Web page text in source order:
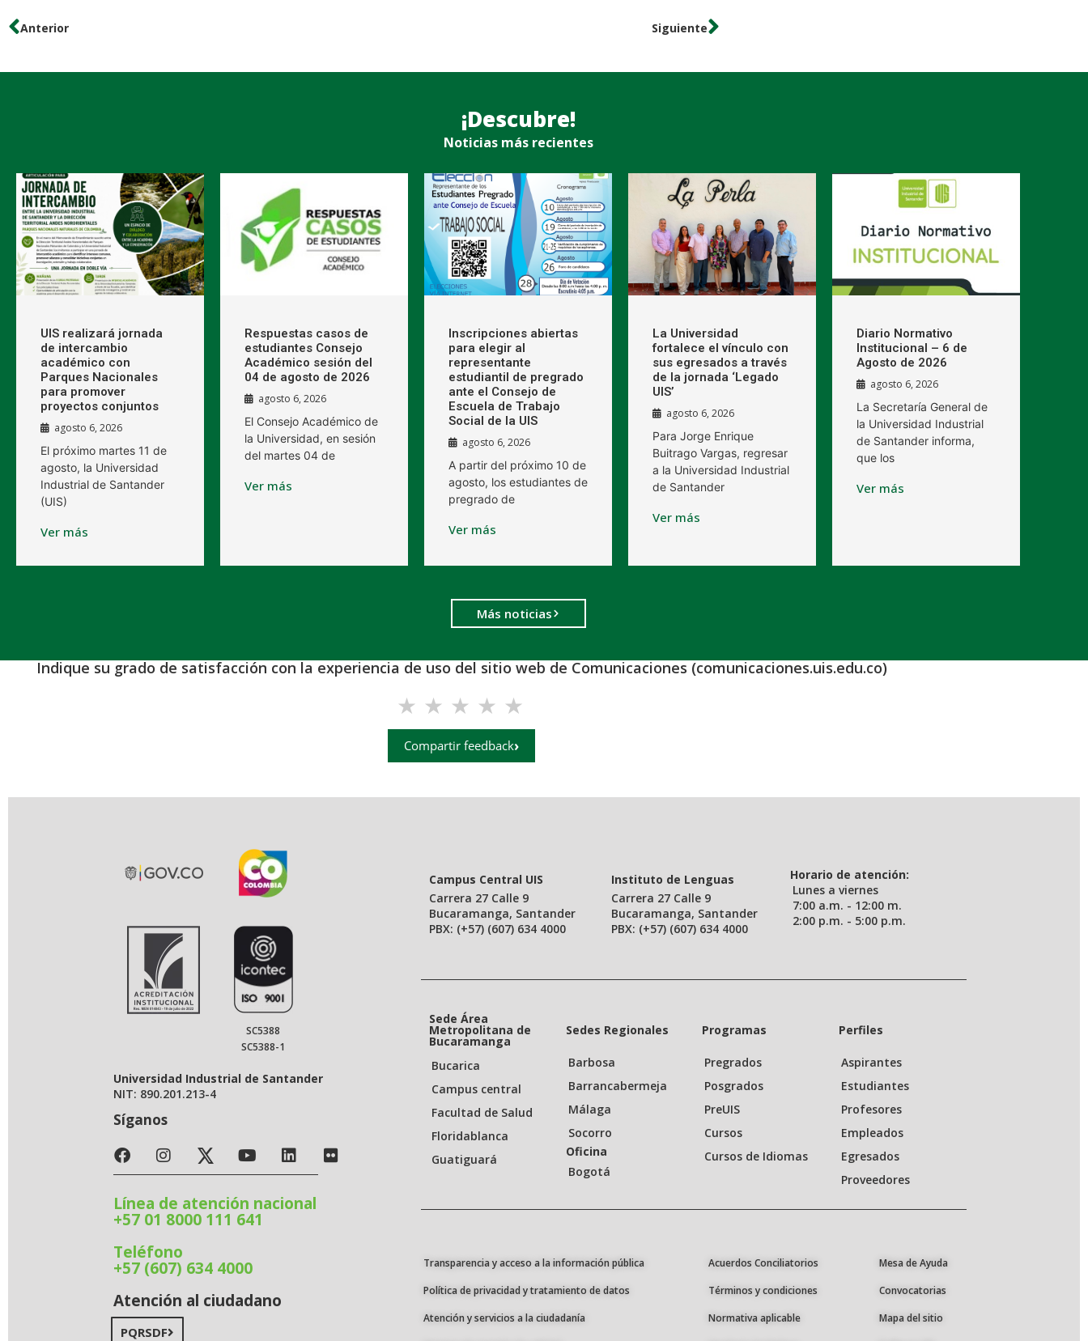
Anterior Siguiente
¡Descubre!
Noticias más recientes
UIS realizará jornada
de intercambio
académico con
Parques Nacionales
para promover
proyectos conjuntos
agosto 6, 2026
El próximo martes 11 de
agosto, la Universidad
Industrial de Santander
(UIS)
Ver más
Respuestas casos de
estudiantes Consejo
Académico sesión del
04 de agosto de 2026
agosto 6, 2026
El Consejo Académico de
la Universidad, en sesión
del martes 04 de
Ver más
Inscripciones abiertas
para elegir al
representante
estudiantil de pregrado
ante el Consejo de
Escuela de Trabajo
Social de la UIS
agosto 6, 2026
A partir del próximo 10 de
agosto, los estudiantes de
pregrado de
Ver más
La Universidad
fortalece el vínculo con
sus egresados a través
de la jornada ‘Legado
UIS’
agosto 6, 2026
Para Jorge Enrique
Buitrago Vargas, regresar
a la Universidad Industrial
de Santander
Ver más
Diario Normativo
Institucional – 6 de
Agosto de 2026
agosto 6, 2026
La Secretaría General de
la Universidad Industrial
de Santander informa,
que los
Ver más
Más noticias
Indique su grado de satisfacción con la experiencia de uso del sitio web de Comunicaciones (comunicaciones.uis.edu.co)